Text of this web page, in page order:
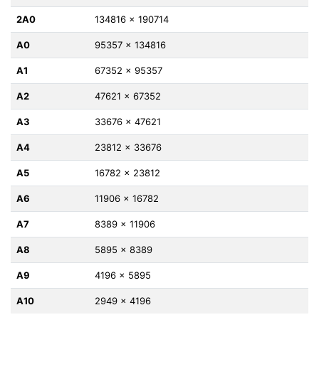
2A0 134816 x 190714
A0 95357 x 134816
A1 67352 x 95357
A2 47621 x 67352
A3 33676 x 47621
A4 23812 x 33676
A5 16782 x 23812
A6 11906 x 16782
A7 8389 x 11906
A8 5895 x 8389
A9 4196 x 5895
A10 2949 x 4196